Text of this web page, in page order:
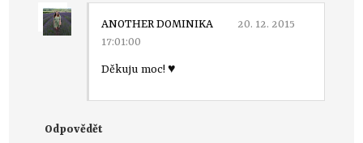
ANOTHER DOMINIKA
20. 12. 2015
17:01:00
Děkuju moc! ♥
Odpovědět